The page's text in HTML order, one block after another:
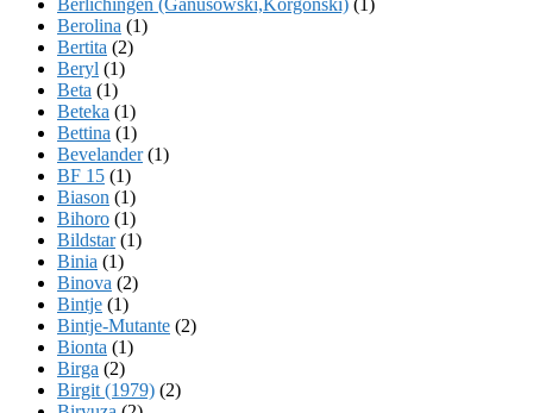
Berolina (1)
Bertita (2)
Beryl (1)
Beta (1)
Beteka (1)
Bettina (1)
Bevelander(1)
BF 15 (1)
Biason (1)
Bihoro (1)
Bildstar(1)
Binia (1)
Binova (2)
Bintje (1)
Bintje-Mutante (2)
Bionta (1)
Birga (2)
Birgit (1979) (2)